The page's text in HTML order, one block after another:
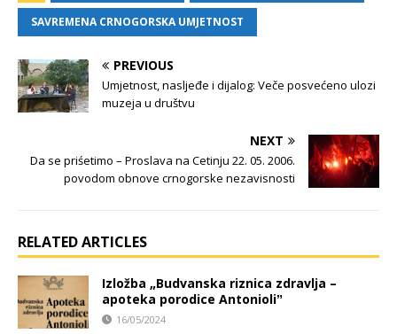
SAVREMENA CRNOGORSKA UMJETNOST
PREVIOUS
Umjetnost, nasljeđe i dijalog: Veče posvećeno ulozi
muzeja u društvu
NEXT
Da se priśetimo – Proslava na Cetinju 22. 05. 2006.
povodom obnove crnogorske nezavisnosti
RELATED ARTICLES
Izložba „Budvanska riznica zdravlja –
apoteka porodice Antonioliˮ
16/05/2024